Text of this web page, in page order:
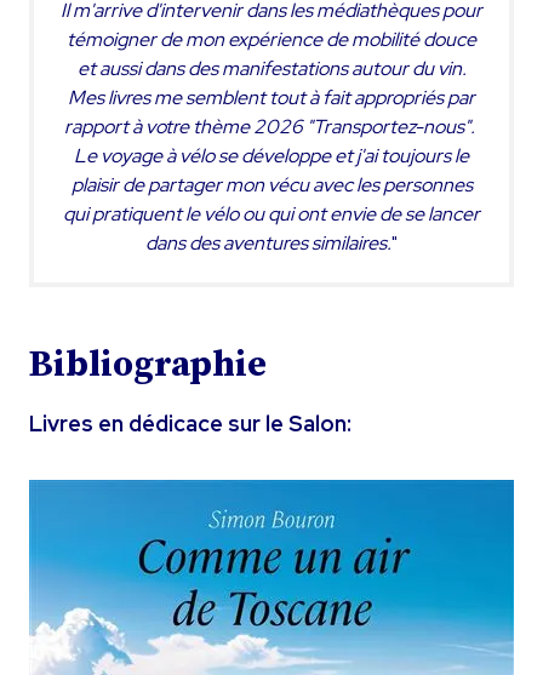
Il m'arrive d'intervenir dans les médiathèques pour
témoigner de mon expérience de mobilité douce
et aussi dans des manifestations autour du vin.
Mes livres me semblent tout à fait appropriés par
rapport à votre thème 2026 "Transportez-nous".
Le voyage à vélo se développe et j'ai toujours le
plaisir de partager mon vécu avec les personnes
qui pratiquent le vélo ou qui ont envie de se lancer
dans des aventures similaires."
Bibliographie
Livres en dédicace sur le Salon: